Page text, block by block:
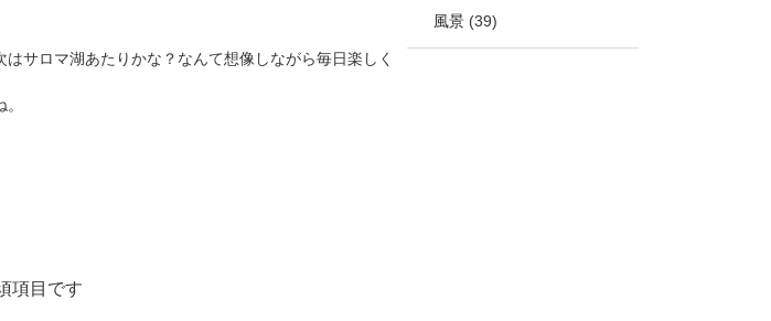
サロマ湖あたりかな？なんて想像しながら毎日楽しく
項目です
風景 (39)